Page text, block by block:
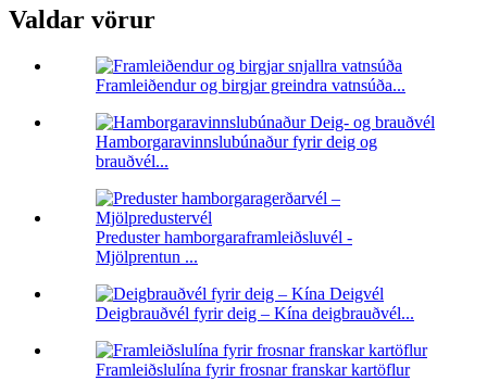
Valdar vörur
Framleiðendur og birgjar greindra vatnsúða...
Hamborgaravinnslubúnaður fyrir deig og
brauðvél...
Preduster hamborgaraframleiðsluvél -
Mjölprentun ...
Deigbrauðvél fyrir deig – Kína deigbrauðvél...
Framleiðslulína fyrir frosnar franskar kartöflur